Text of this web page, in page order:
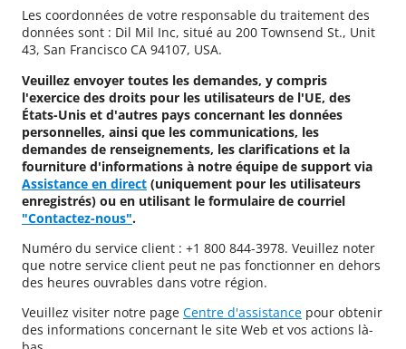
Les coordonnées de votre responsable du traitement des
données sont : Dil Mil Inc, situé au 200 Townsend St., Unit
43, San Francisco CA 94107, USA.
Veuillez envoyer toutes les demandes, y compris
l'exercice des droits pour les utilisateurs de l'UE, des
États-Unis et d'autres pays concernant les données
personnelles, ainsi que les communications, les
demandes de renseignements, les clarifications et la
fourniture d'informations à notre équipe de support via
Assistance en direct (uniquement pour les utilisateurs
enregistrés) ou en utilisant le formulaire de courriel
"Contactez-nous".
Numéro du service client : +1 800 844-3978. Veuillez noter
que notre service client peut ne pas fonctionner en dehors
des heures ouvrables dans votre région.
Veuillez visiter notre page Centre d'assistance pour obtenir
des informations concernant le site Web et vos actions là-